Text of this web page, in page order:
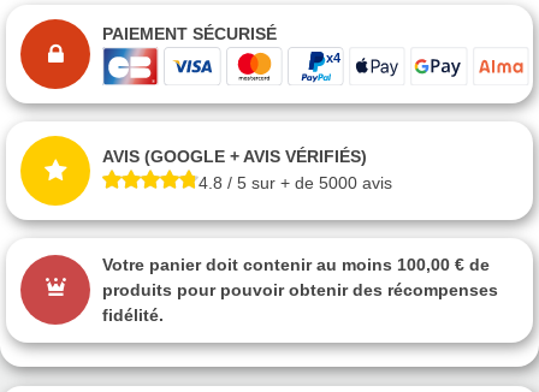
PAIEMENT SÉCURISÉ
AVIS (GOOGLE + AVIS VÉRIFIÉS)
4.8 / 5 sur + de 5000 avis
Votre panier doit contenir au moins 100,00 € de
produits pour pouvoir obtenir des récompenses
fidélité.